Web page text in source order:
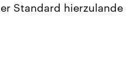
Standard hierzulande